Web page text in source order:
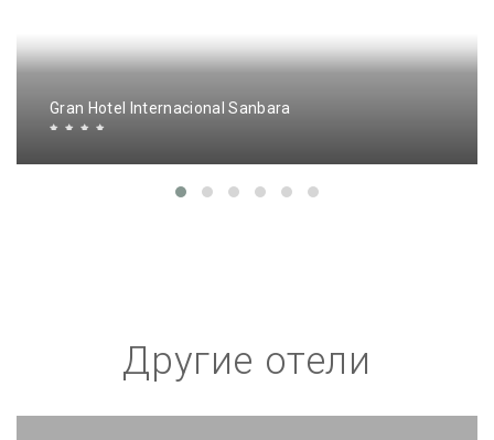
Gran Hotel Internacional Sanbara
Другие отели